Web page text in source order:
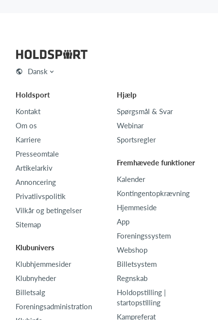
Dansk
Holdsport
Kontakt
Om os
Karriere
Presseomtale
Artikelarkiv
Annoncering
Privatlivspolitik
Vilkår og betingelser
Sitemap
Klubunivers
Klubhjemmesider
Klubnyheder
Billetsalg
Foreningsadministration
Hjælp
Spørgsmål & Svar
Webinar
Sportsregler
Fremhævede funktioner
Kalender
Kontingentopkrævning
Hjemmeside
App
Foreningssystem
Webshop
Billetsystem
Regnskab
Holdopstilling |
startopstilling
Kampreferat